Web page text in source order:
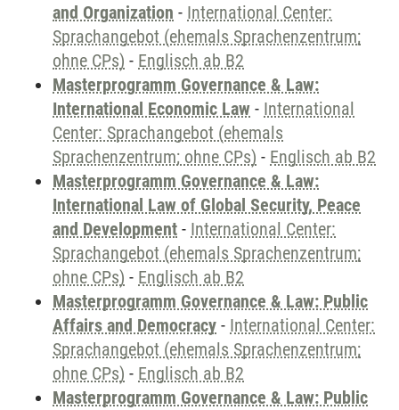
and Organization - International Center:
Sprachangebot (ehemals Sprachenzentrum;
ohne CPs) - Englisch ab B2
Masterprogramm Governance & Law:
International Economic Law - International
Center: Sprachangebot (ehemals
Sprachenzentrum; ohne CPs) - Englisch ab B2
Masterprogramm Governance & Law:
International Law of Global Security, Peace
and Development - International Center:
Sprachangebot (ehemals Sprachenzentrum;
ohne CPs) - Englisch ab B2
Masterprogramm Governance & Law: Public
Affairs and Democracy - International Center:
Sprachangebot (ehemals Sprachenzentrum;
ohne CPs) - Englisch ab B2
Masterprogramm Governance & Law: Public